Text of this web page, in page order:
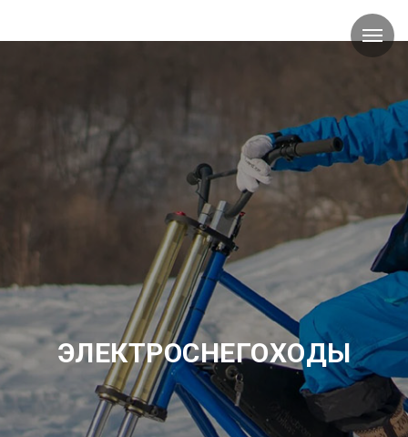
ЭЛЕКТРОСНЕГОХОДЫ